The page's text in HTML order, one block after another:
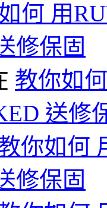
何 用
修保固
教你如
送修
你如何
修保固